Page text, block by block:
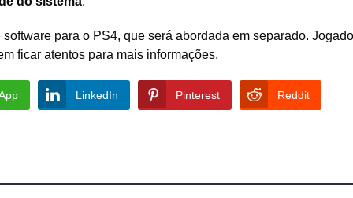
para o PS4, que será abordada em separado.
ficar atentos para mais informações.
LinkedIn Pinterest Reddit